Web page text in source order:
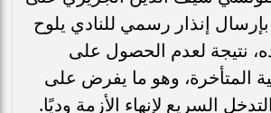
إنذار رسمي للنادي يلوح
نتيجة لعدم الحصول على
المتأخرة، وهو ما يفرض على
السريع لإنهاء الأزمة وديًا.